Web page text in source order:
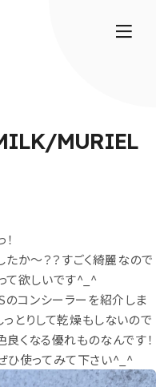
MURIEL
か〜？？すごく綺麗なので
て欲しいです^_^
コンシーラーを紹介しま
とりして乾燥もしないので
くなる優れものなんです！
ひ使ってみて下さい^_^